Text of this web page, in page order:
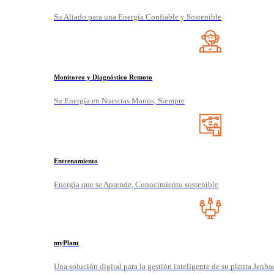
Su Aliado para una Energía Confiable y Sostenible
Monitoreo y Diagnóstico Remoto
Su Energía en Nuestras Manos, Siempre
Entrenamiento
Energía que se Aprende, Conocimiento sostenible
myPlant
Una solución digital para la gestión inteligente de su planta